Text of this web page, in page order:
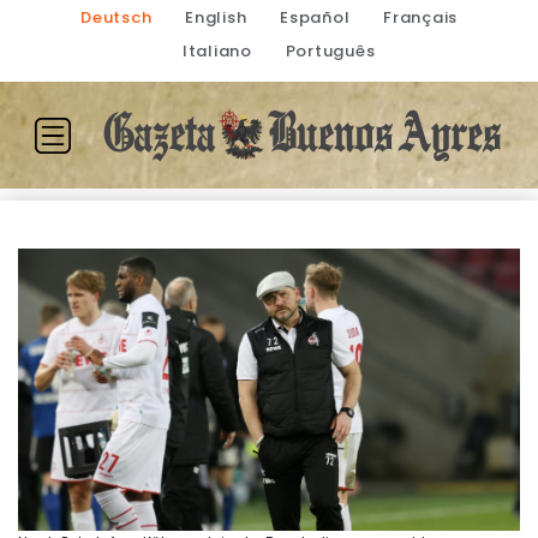
Deutsch English Español
Français
Italiano
Português